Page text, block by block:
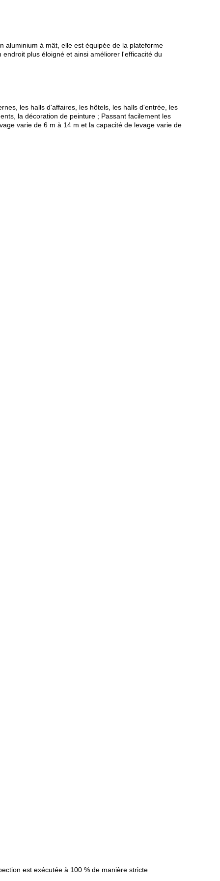
aluminium à mât, elle est équipée de la plateforme
plus éloigné et ainsi améliorer l'efficacité du
les halls d'affaires, les hôtels, les halls d'entrée, les
la décoration de peinture ; Passant facilement les
varie de 6 m à 14 m et la capacité de levage varie de
est exécutée à 100 % de manière stricte